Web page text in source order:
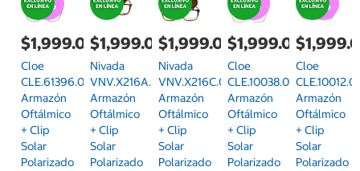
$1,999.00
Cloe
CLE.61396.0BRN.55
Armazón
Oftálmico
+ Clip
Solar
Polarizado
$1,999.00
Nivada
VNV.X216A.HBRN.57
Armazón
Oftálmico
+ Clip
Solar
Polarizado
$1,999.00
Nivada
VNV.X216C.0BRN.56
Armazón
Oftálmico
+ Clip
Solar
Polarizado
$1,999.00
Cloe
CLE.10038.0CMP.55
Armazón
Oftálmico
+ Clip
Solar
Polarizado
Cloe
Armazón
Oftálmico
+ Clip
Solar
Polarizado